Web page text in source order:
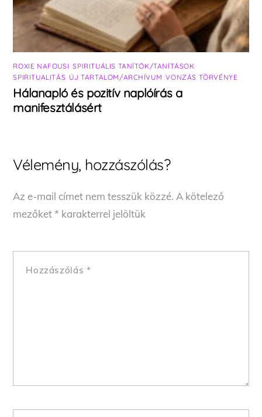
ROXIE NAFOUSI ,SPIRITUÁLIS TANÍTÓK/TANÍTÁSOK
SPIRITUALITÁS ÚJ TARTALOM/ARCHÍVUM ,VONZÁS TÖRVÉNYE
Hálanapló és pozitív naplóírás a
manifesztálásért
Vélemény, hozzászólás?
Az e-mail címet nem tesszük közzé. A kötelező
mezőket* karakterrel jelöltük
Hozzászólás *